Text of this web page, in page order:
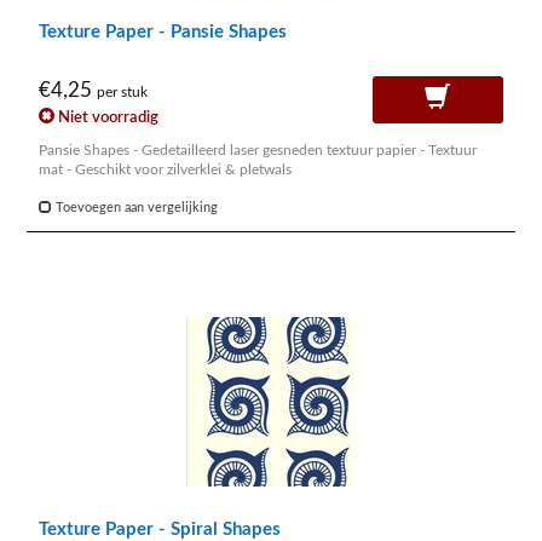
Texture Paper - Pansie Shapes
€4,25 per stuk
Niet voorradig
Pansie Shapes - Gedetailleerd laser gesneden textuur papier - Textuur
mat - Geschikt voor zilverklei & pletwals
Toevoegen aan vergelijking
Texture Paper - Spiral Shapes